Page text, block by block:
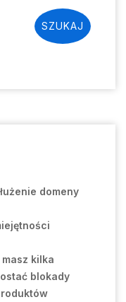
SZUKAJ
domeny
kilka
blokady